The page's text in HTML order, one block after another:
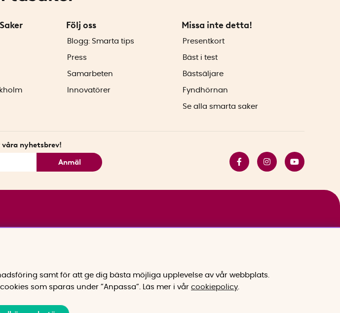
Följ oss
Blogg: Smarta tips
Press
Samarbeten
Innovatörer
Missa inte detta!
Presentkort
Bäst i test
Bästsäljare
Fyndhörnan
Se alla smarta saker
våra nyhetsbrev!
Anmäl
samt för att ge dig bästa möjliga upplevelse av vår webbplats.
som sparas under ”Anpassa”.
Läs mer i vår cookiepolicy